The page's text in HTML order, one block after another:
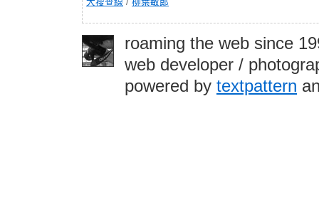
roaming the web since
web developer /
powered by textpattern